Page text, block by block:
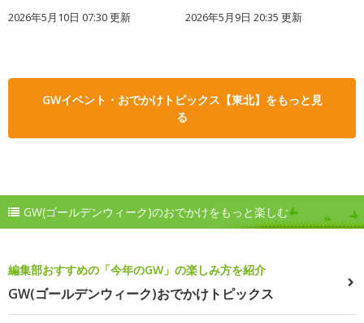
2026年5月10日 07:30 更新 2026年5月9日 20:35 更新
GWイベント・おでかけトピックス【東北】をもっと見
る
GW(ゴールデンウィーク)のおでかけをもっと楽しむ
編集部おすすめの「今年のGW」の楽しみ方を紹介
GW(ゴールデンウィーク)おでかけトピックス